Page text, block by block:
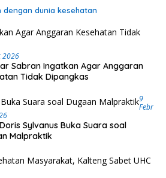
dunia kesehatan
2026
Sabran Ingatkan Agar Anggaran
Tidak Dipangkas
9
Febr
Doris Sylvanus Buka Suara soal
Malpraktik